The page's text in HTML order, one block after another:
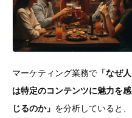
マーケティング業務で 「なぜ人
は特定のコンテンツに魅力を感
じるのか」 を分析していると、